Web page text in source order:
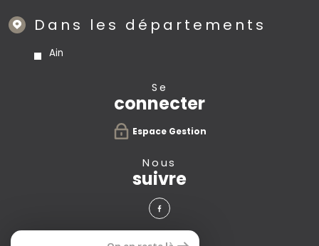
Dans les départements
Ain
se
connecter
Espace Gestion
nous
suivre
avis